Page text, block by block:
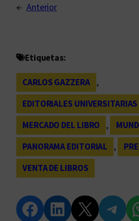
← Anterior
Etiquetas:
CARLOS GAZZERA
,
EDITORIALES UNIVERSITARIAS
MERCADO DEL LIBRO
,
PANORAMA EDITORIAL
,
VENTA DE LIBROS
Compartir en Facebook Compartir en LinkedIn Compartir en Twitter Compartir en Telegram Compartir